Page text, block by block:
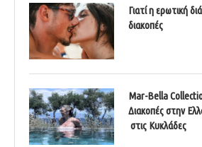
Γιατί η ερωτική
διακοπές
Mar-Bella
Διακοπές στην
στις Κυκλάδες